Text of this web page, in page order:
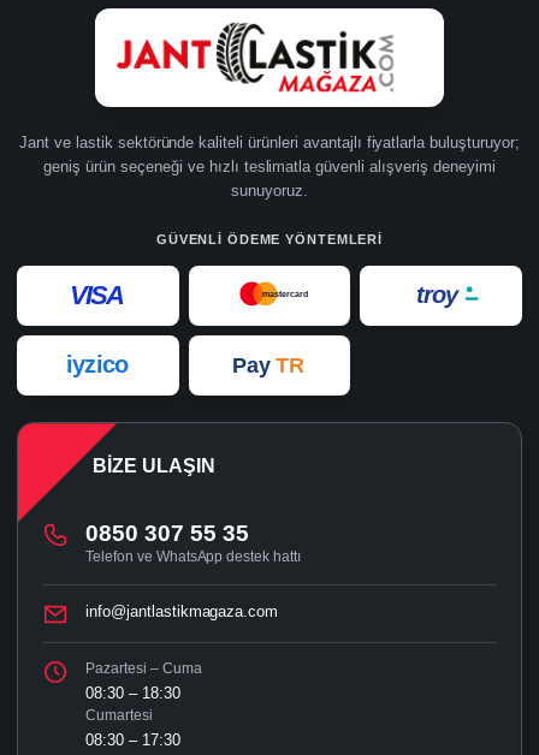
Jant ve lastik sektöründe kaliteli ürünleri avantajlı fiyatlarla buluşturuyor;
geniş ürün seçeneği ve hızlı teslimatla güvenli alışveriş deneyimi
sunuyoruz.
GÜVENLI ÖDEME YÖNTEMLERI
VISA mastercard troy
iyzico Pay TR
BIZE ULAŞIN
0850 307 55 35
Telefon ve WhatsApp destek hattı
info@jantlastikmagaza.com
Pazartesi – Cuma
08:30 – 18:30
Cumartesi
08:30 – 17:30